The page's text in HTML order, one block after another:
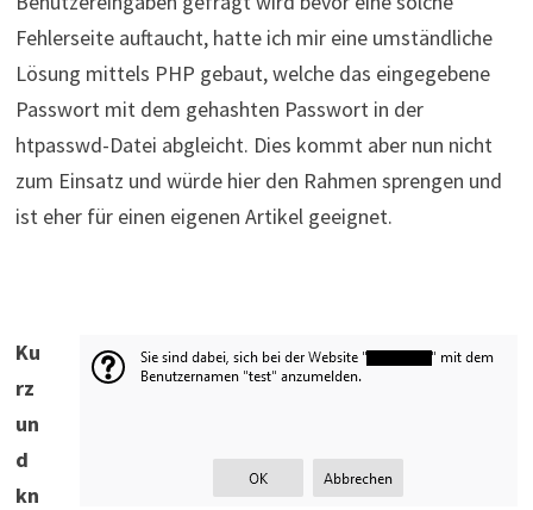
Fehlerseite auftaucht, hatte ich mir eine umständliche
Lösung mittels PHP gebaut, welche das eingegebene
Passwort mit dem gehashten Passwort in der
htpasswd-Datei abgleicht. Dies kommt aber nun nicht
zum Einsatz und würde hier den Rahmen sprengen und
ist eher für einen eigenen Artikel geeignet.
Ku
rz
un
d
kn